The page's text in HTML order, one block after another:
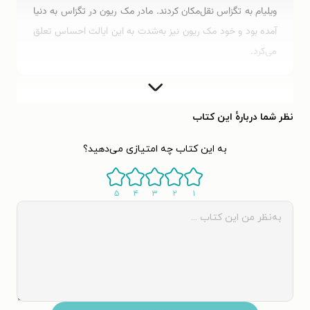
ویلیام به تگزاس نقل‌مکان کردند. مادر مک ریون در تگزاس به دنیا
آمده بود و خود مک ریون نیز به‌شدت به این ایالت احساس تعلق
می‌کرد.
مک ریون جوان در سیزده‌سالگی غواصی را آغاز کرد. او که یک
ورزشکار مشتاق بود، علاوه بر غواصی، فوتبال نیز بازی می‌کرد.
در ارتش چیزی بود که مک ریون همیشه مدنظر داشت. پس از
فارغ‌التحصیلی از دبیرستان در تگزاس، او با بورسیة تحصیلی وارد
پس از کاوش در دوره‌های پیش‌پزشکی و حسابداری، او یک شغل
نظر شما دربارهٔ این کتاب
به این کتاب چه امتیازی می‌دهید؟
۱ ۲ ۳ ۴ ۵